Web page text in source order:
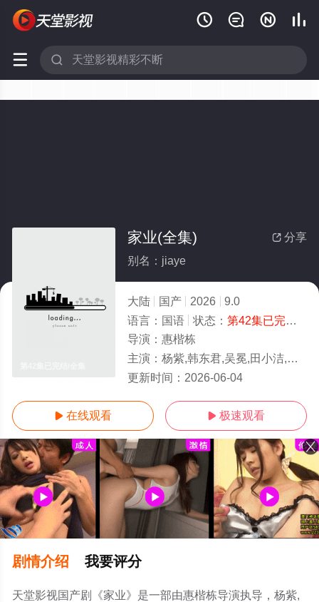
   
 
 分享
家业(全集)
别名：jiaye
大陆 国产 2026
9.0
语言： 国语 状态： 第42集已完结
导演： 惠楷栋
主演： 杨紫,韩东君,吴冕,田小洁,徐百慧,王梓豪,谢心,李泓良,杨斯,富大龙,曹磊,李洪涛,黄曼,张喜前,李宝安,朱辉,刘涛,刘凯,红花,周知,李
更新时间： 2026-06-04
 在线观看  极速观看
剧情介绍 我要评分
天堂影视国产剧《家业》是一部由惠楷栋导演执导，杨紫,